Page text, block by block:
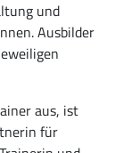
und
Ausbilder
aus, ist
für